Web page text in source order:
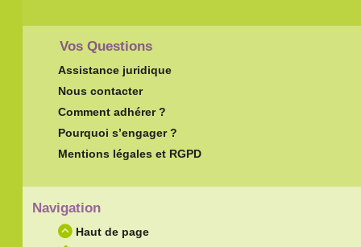
Vos Questions
Assistance juridique
Nous contacter
Comment adhérer ?
Pourquoi s’engager ?
Mentions légales et RGPD
Navigation
Haut de page